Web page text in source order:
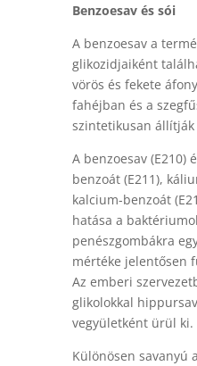
Benzoesav és sói
A benzoesav a
glikozidjaiként
vörös és fekete
fahéjban és a
szintetikusan állítják
A benzoesav (E210)
benzoát (E211),
kalcium-benzoát
hatása a
penészgombákra
mértéke jelentősen
Az emberi
glikolokkal
vegyületként ürül ki.
Különösen savanyú